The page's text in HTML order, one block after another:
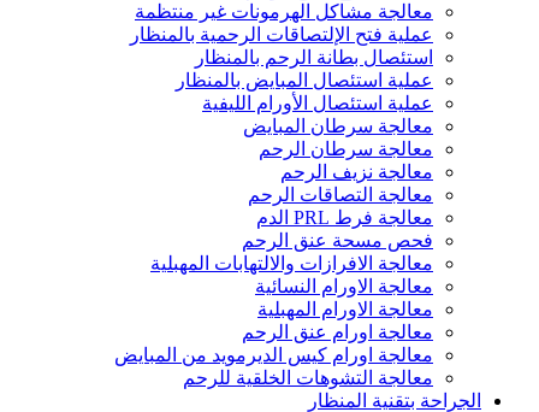
معالجة مشاكل الهرمونات غير منتظمة
عملية فتح الإلتصاقات الرحمية بالمنظار
استئصال بطانة الرحم بالمنظار
عملية استئصال المبايض بالمنظار
عملية استئصال الأورام الليفية
معالجة سرطان المبايض
معالجة سرطان الرحم
معالجة نزيف الرحم
معالجة التصاقات الرحم
معالجة فرط PRL الدم
فحص مسحة عنق الرحم
معالجة الافرازات والالتهابات المهبلية
معالجة الاورام النسائية
معالجة الاورام المهبلية
معالجة اورام عنق الرحم
معالجة اورام كيس الديرمويد من المبايض
معالجة التشوهات الخلقية للرحم
الجراحة بتقنية المنظار